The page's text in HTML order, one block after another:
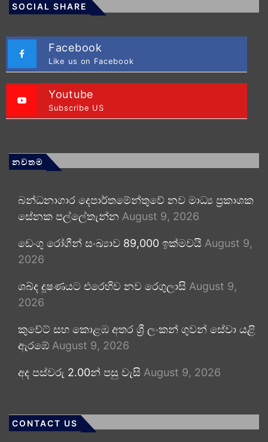
SOCIAL SHARE
Facebook
Like us on Facebook
Youtube
Subscribe US
නවතම
බන්ධනාගාර දෙපාර්තමේන්තුවේ නව මාධ්‍ය ප්‍රකාශක
සේනක පල්ලේතැන්න August 9, 2026
ඩෙංගු රෝගීන් සංඛ්‍යාව 89,000 ඉක්මවයි August 9,
2026
ශබ්ද දූෂණයට එරෙහිව නව රෙගුලාසි August 9,
2026
කුවේට් සහ කොළඹ අතර ශ්‍රී ලංකන් ගුවන් සේවා යළි
ඇරඹේ August 9, 2026
අද පස්වරු 2.00න් පසු වැසි August 9, 2026
CONTACT US